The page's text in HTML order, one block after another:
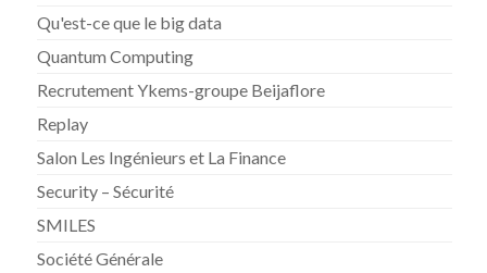
Qu'est-ce que le big data
Quantum Computing
Recrutement Ykems-groupe Beijaflore
Replay
Salon Les Ingénieurs et La Finance
Security – Sécurité
SMILES
Société Générale